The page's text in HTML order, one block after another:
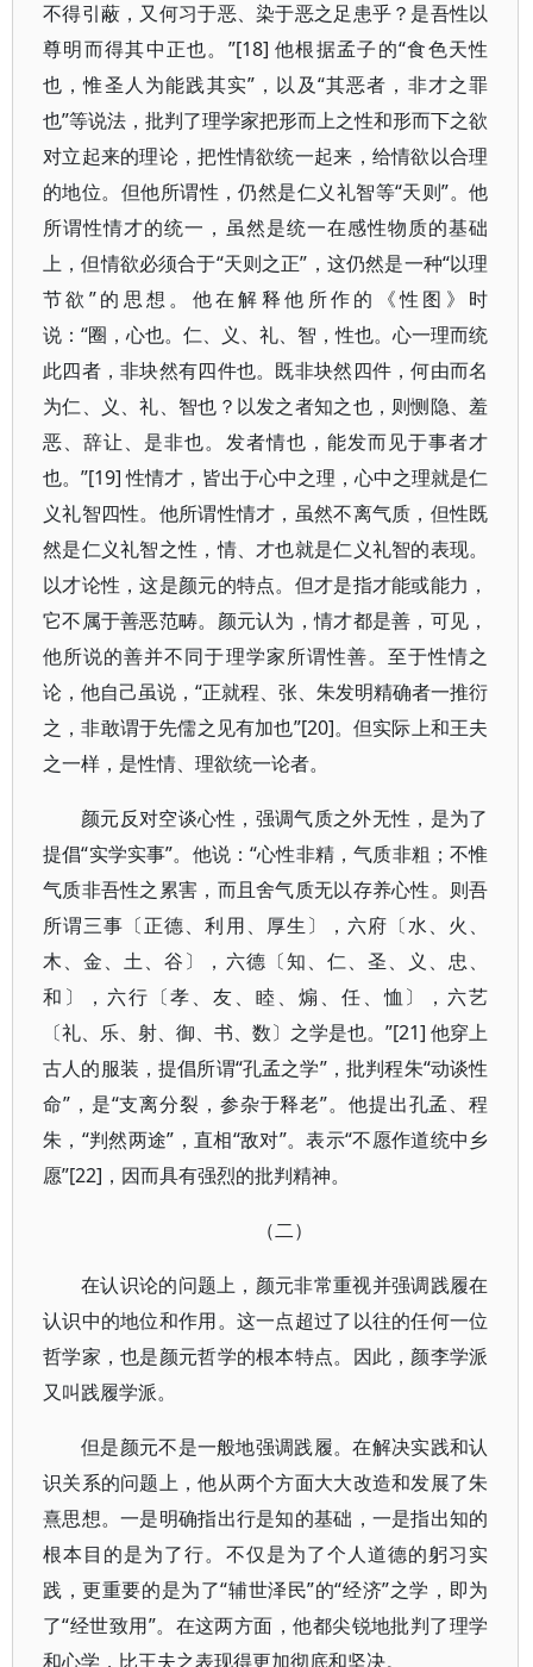
不得引蔽，又何习于恶、染于恶之足患乎？是吾性以
尊明而得其中正也。”[18] 他根据孟子的“食色天性
也，惟圣人为能践其实”，以及“其恶者，非才之罪
也”等说法，批判了理学家把形而上之性和形而下之欲
对立起来的理论，把性情欲统一起来，给情欲以合理
的地位。但他所谓性，仍然是仁义礼智等“天则”。他
所谓性情才的统一，虽然是统一在感性物质的基础
上，但情欲必须合于“天则之正”，这仍然是一种“以理
节欲”的思想。他在解释他所作的《性图》时
说：“圈，心也。仁、义、礼、智，性也。心一理而统
此四者，非块然有四件也。既非块然四件，何由而名
为仁、义、礼、智也？以发之者知之也，则恻隐、羞
恶、辞让、是非也。发者情也，能发而见于事者才
也。”[19] 性情才，皆出于心中之理，心中之理就是仁
义礼智四性。他所谓性情才，虽然不离气质，但性既
然是仁义礼智之性，情、才也就是仁义礼智的表现。
以才论性，这是颜元的特点。但才是指才能或能力，
它不属于善恶范畴。颜元认为，情才都是善，可见，
他所说的善并不同于理学家所谓性善。至于性情之
论，他自己虽说，“正就程、张、朱发明精确者一推衍
之，非敢谓于先儒之见有加也”[20]。但实际上和王夫
之一样，是性情、理欲统一论者。
颜元反对空谈心性，强调气质之外无性，是为了
提倡“实学实事”。他说：“心性非精，气质非粗；不惟
气质非吾性之累害，而且舍气质无以存养心性。则吾
所谓三事〔正德、利用、厚生〕，六府〔水、火、
木、金、土、谷〕，六德〔知、仁、圣、义、忠、
和〕，六行〔孝、友、睦、煽、任、恤〕，六艺
〔礼、乐、射、御、书、数〕之学是也。”[21] 他穿上
古人的服装，提倡所谓“孔孟之学”，批判程朱“动谈性
命”，是“支离分裂，参杂于释老”。他提出孔孟、程
朱，“判然两途”，直相“敌对”。表示“不愿作道统中乡
愿”[22]，因而具有强烈的批判精神。
（二）
在认识论的问题上，颜元非常重视并强调践履在
认识中的地位和作用。这一点超过了以往的任何一位
哲学家，也是颜元哲学的根本特点。因此，颜李学派
又叫践履学派。
但是颜元不是一般地强调践履。在解决实践和认
识关系的问题上，他从两个方面大大改造和发展了朱
熹思想。一是明确指出行是知的基础，一是指出知的
根本目的是为了行。不仅是为了个人道德的躬习实
践，更重要的是为了“辅世泽民”的“经济”之学，即为
了“经世致用”。在这两方面，他都尖锐地批判了理学
和心学，比王夫之表现得更加彻底和坚决。